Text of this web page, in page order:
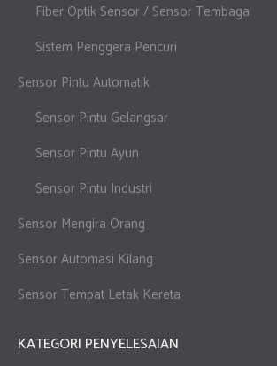
Fiber Optik Sensor / Sensor Tembaga
Sistem Penggera Pencuri
Sensor Pintu Automatik
Sensor Pintu Gelangsar
Sensor Pintu Ayun
Sensor Pintu Industri
Sensor Mengira Orang
Sensor Automasi Kilang
Sensor Tempat Letak Kereta
KATEGORI PENYELESAIAN